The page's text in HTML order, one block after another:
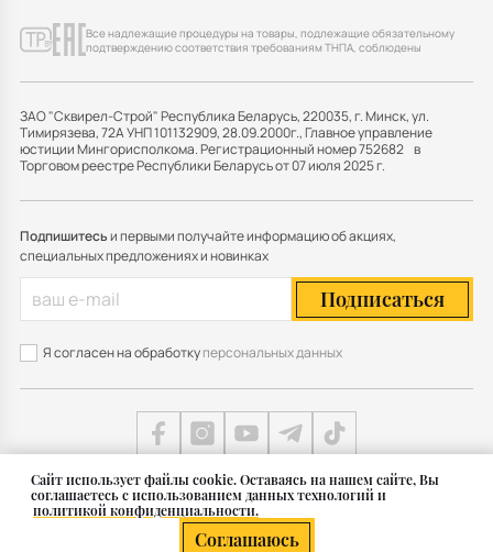
Cайт использует файлы cookie. Оставаясь на нашем сайте, Вы
соглашаетесь с использованием данных технологий и
политикой конфиденциальности.
Соглашаюсь
Все надлежащие процедуры на товары, подлежащие обязательному
подтверждению соответствия требованиям ТНПА, соблюдены
ЗАО "Сквирел-Строй" Республика Беларусь, 220035, г. Минск, ул.
Тимирязева, 72А УНП 101132909, 28.09.2000г., Главное управление
юстиции Мингорисполкома. Регистрационный номер 752682 в
Торговом реестре Республики Беларусь от 07 июля 2025 г.
Подпишитесьи первыми получайте информацию об акциях,
специальных предложениях и новинках
Подписаться
Я согласен на обработкуперсональных данных
© 2011 — 2026 Группа СКВИРЕЛ в Беларуси
Карта сайта